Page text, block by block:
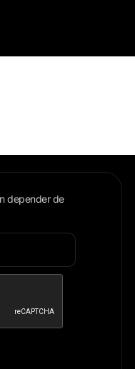
depender de